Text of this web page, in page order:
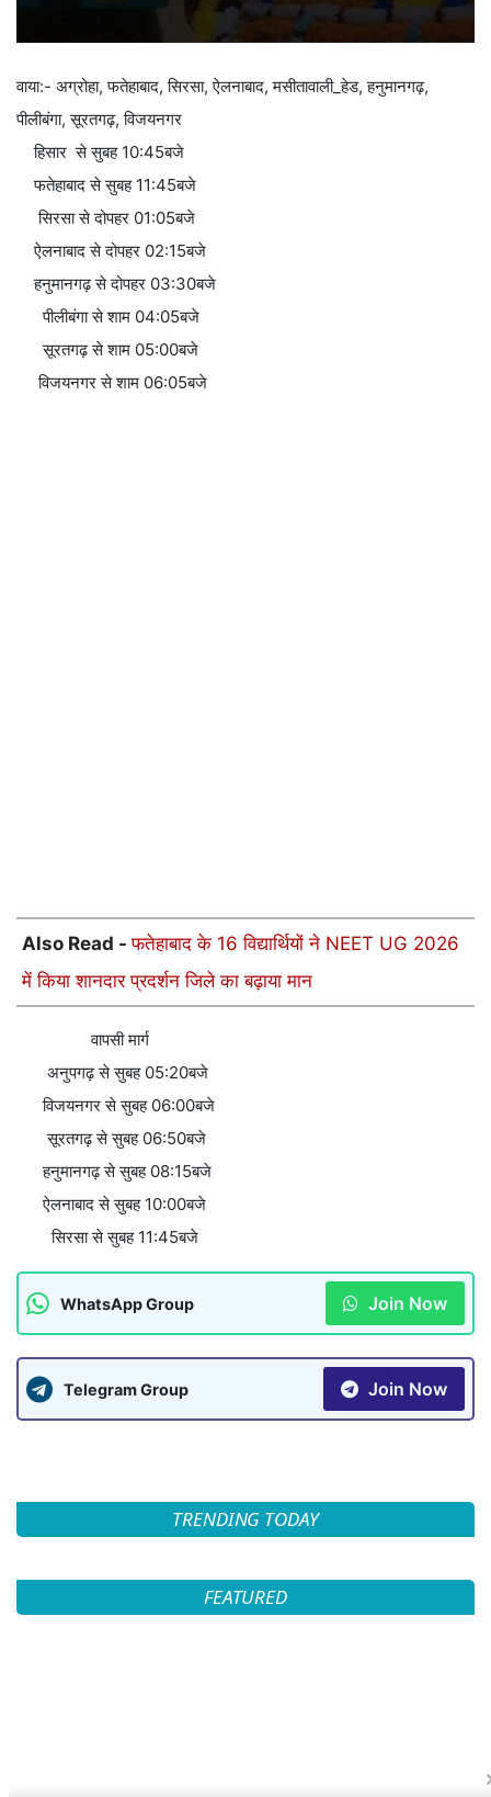
वाया:- अग्रोहा, फतेहाबाद, सिरसा, ऐलनाबाद, मसीतावाली_हेड, हनुमानगढ़,
पीलीबंगा, सूरतगढ़, विजयनगर
हिसार से सुबह 10:45बजे
फतेहाबाद से सुबह 11:45बजे
सिरसा से दोपहर 01:05बजे
ऐलनाबाद से दोपहर 02:15बजे
हनुमानगढ़ से दोपहर 03:30बजे
पीलीबंगा से शाम 04:05बजे
सूरतगढ़ से शाम 05:00बजे
विजयनगर से शाम 06:05बजे
Also Read -फतेहाबाद के 16 विद्यार्थियों ने NEET UG 2026
में किया शानदार प्रदर्शन जिले का बढ़ाया मान
वापसी मार्ग
अनुपगढ़ से सुबह 05:20बजे
विजयनगर से सुबह 06:00बजे
सूरतगढ़ से सुबह 06:50बजे
हनुमानगढ़ से सुबह 08:15बजे
ऐलनाबाद से सुबह 10:00बजे
सिरसा से सुबह 11:45बजे
WhatsApp Group Join Now
Telegram Group Join Now
TRENDING TODAY
FEATURED